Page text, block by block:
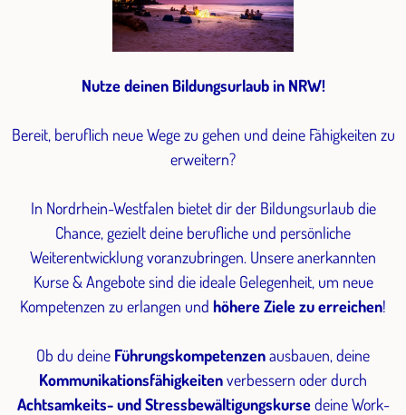
Nutze deinen Bildungsurlaub in NRW!
Bereit, beruflich neue Wege zu gehen und deine Fähigkeiten zu
erweitern?
In Nordrhein-Westfalen bietet dir der Bildungsurlaub die
Chance, gezielt deine berufliche und persönliche
Weiterentwicklung voranzubringen. Unsere anerkannten
Kurse & Angebote sind die ideale Gelegenheit, um neue
Kompetenzen zu erlangen und höhere Ziele zu erreichen!
Ob du deine Führungskompetenzenausbauen, deine
Kommunikationsfähigkeitenverbessern oder durch
Achtsamkeits- und Stressbewältigungskursedeine Work-